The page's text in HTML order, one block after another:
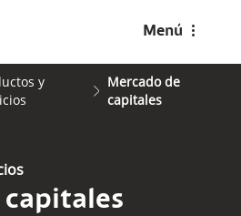
menu-dots-v
Menú
y
arrow2-right
Mercado de
capitales
capitales